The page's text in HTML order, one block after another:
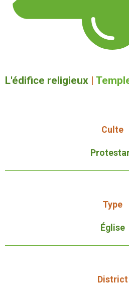
L'édifice religieux |
Culte
Type
Église
District